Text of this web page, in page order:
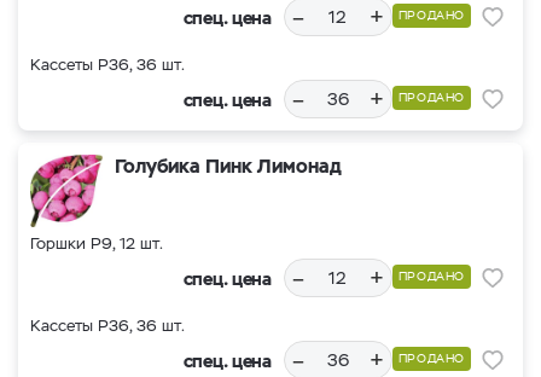
спец. цена – + ПРОДАНО
Кассеты Р36, 36 шт.
спец. цена – + ПРОДАНО
Голубика Пинк Лимонад
Горшки Р9, 12 шт.
спец. цена – + ПРОДАНО
Кассеты Р36, 36 шт.
спец. цена – + ПРОДАНО